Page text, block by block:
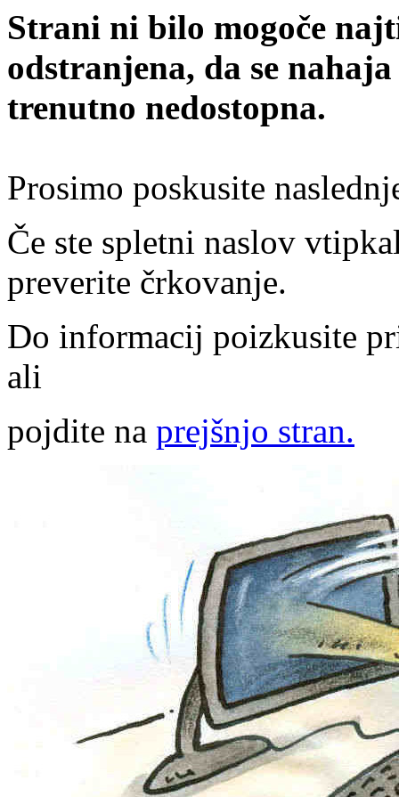
Strani ni bilo mogoče
odstranjena, da se
trenutno nedostopna.
Prosimo poskusite
Če ste spletni naslov
preverite črkovanje.
Do informacij poizkusite
ali
pojdite na prejšnjo stran.